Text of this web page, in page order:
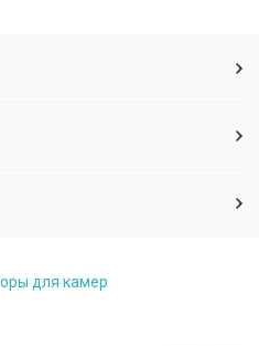
для камер